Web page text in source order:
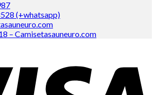
(+whatsapp)
– Camisetasauneuro.com